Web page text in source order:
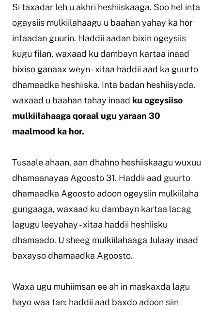
Si taxadar leh u akhri heshiiskaaga. Soo hel inta
ogaysiis mulkiilahaagu u baahan yahay ka hor
intaadan guurin. Haddii aadan bixin ogeysiis
kugu filan, waxaad ku dambayn kartaa inaad
bixiso ganaax weyn - xitaa haddii aad ka guurto
dhamaadka heshiiska. Inta badan heshiisyada,
waxaad u baahan tahay inaad ku ogeysiiso
mulkiilahaaga qoraal ugu yaraan 30
maalmood ka hor.
Tusaale ahaan, aan dhahno heshiiskaagu wuxuu
dhamaanayaa Agoosto 31. Haddii aad guurto
dhamaadka Agoosto adoon ogeysiin mulkiilaha
gurigaaga, waxaad ku dambayn kartaa lacag
lagugu leeyahay - xitaa haddii heshiisku
dhamaado. U sheeg mulkiilahaaga Julaay inaad
baxayso dhamaadka Agoosto.
Waxa ugu muhiimsan ee ah in maskaxda lagu
hayo waa tan: haddii aad baxdo adoon siin